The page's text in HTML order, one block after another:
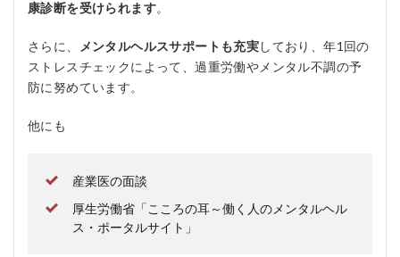
康診断を受けられます。
さらに、 メンタルヘルスサポートも充実しており、年1回の
ストレスチェックによって、過重労働やメンタル不調の予
防に努めています。
他にも
産業医の面談
厚生労働省「こころの耳～働く人のメンタルヘル
ス・ポータルサイト」